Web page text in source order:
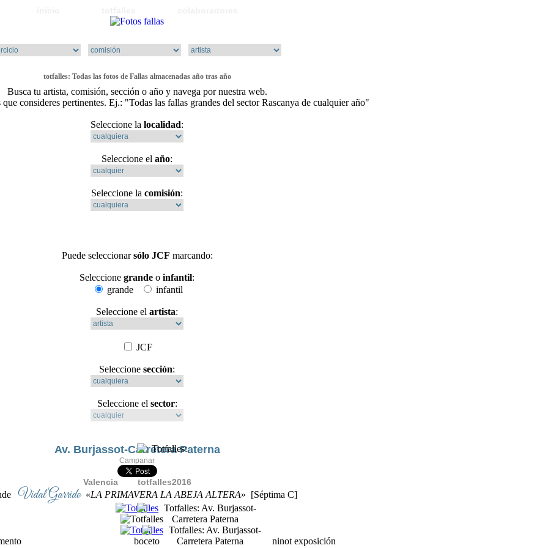
totfalles: Todas las fotos de Fallasalmacenadas año tras año
Busca tu artista, comisión, sección o año y navega por nuestra web.
consideres pertinentes. Ej.: "Todas las fallas grandes del sector Rascanya de cualquier año"
Seleccione la localidad:
Seleccione el año:
Seleccione la comisión:
Puede seleccionarsólo JCF marcando:
Seleccione grande o infantil:
grande
infantil
Seleccione el artista:
JCF
Seleccione sección:
Seleccione el sector:
Av. Burjassot-Carretera Paterna
Campanar
Valencia totfalles2016
Vidal Garrido«LA PRIMAVERA LA ABEJA ALTERA» [Séptima C]
boceto ninot exposición